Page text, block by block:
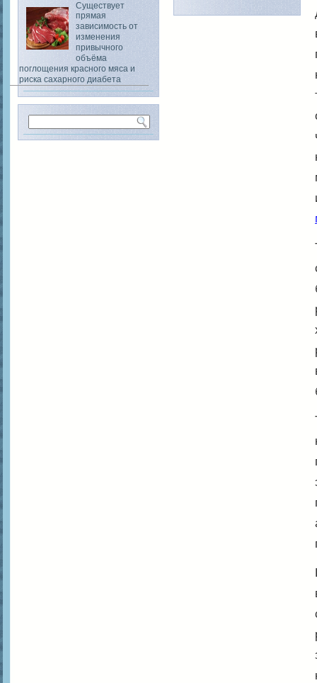
Существует
прямая
зависимость от
изменения
привычного
объёма
поглощения красного мяса и
риска сахарного диабета